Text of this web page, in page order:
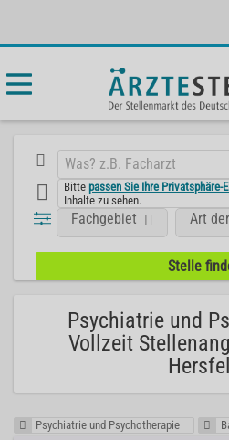
Bittepassen Sie Ihre Privatsphäre-
Inhalte zu sehen.
Fachgebiet Art
Psychiatrie und
Vollzeit
Psychiatrie und Psychotherapie